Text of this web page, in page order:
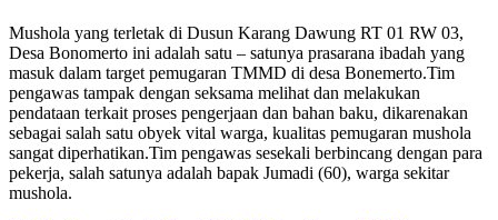
Mushola yang terletak di Dusun Karang Dawung RT 01 RW 03,
Desa Bonomerto ini adalah satu – satunya prasarana ibadah yang
masuk dalam target pemugaran TMMD di desa Bonemerto.Tim
pengawas tampak dengan seksama melihat dan melakukan
pendataan terkait proses pengerjaan dan bahan baku, dikarenakan
sebagai salah satu obyek vital warga, kualitas pemugaran mushola
sangat diperhatikan.Tim pengawas sesekali berbincang dengan para
pekerja, salah satunya adalah bapak Jumadi (60), warga sekitar
mushola.